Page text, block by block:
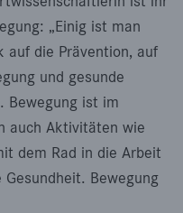
„Einig ist man
auf die Prävention, auf
und gesunde
Bewegung ist im
auch Aktivitäten wie
dem Rad in die Arbeit
Bewegung